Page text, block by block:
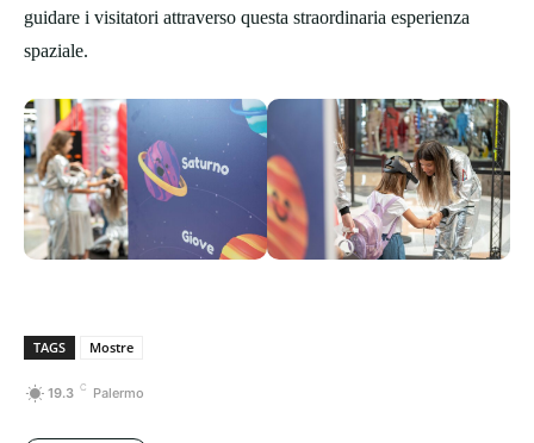
guidare i visitatori attraverso questa straordinaria esperienza
spaziale.
TAGS Mostre
19.3 C Palermo